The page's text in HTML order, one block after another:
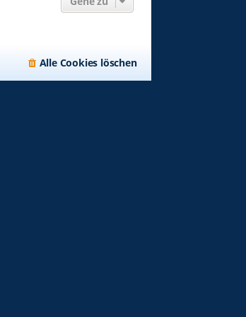
Alle Cookies löschen